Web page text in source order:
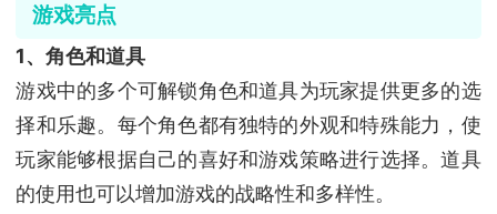
游戏亮点
1、角色和道具
游戏中的多个可解锁角色和道具为玩家提供更多的选
择和乐趣。每个角色都有独特的外观和特殊能力，使
玩家能够根据自己的喜好和游戏策略进行选择。道具
的使用也可以增加游戏的战略性和多样性。